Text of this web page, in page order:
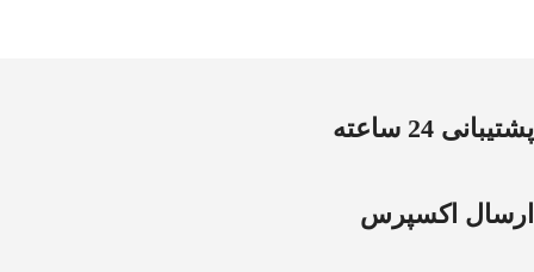
پشتیبانی 24 ساعته
ارسال اکسپرس